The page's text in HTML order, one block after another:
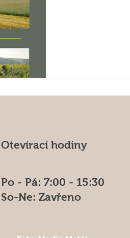
Otevírací hodiny
Po - Pá: 7:00 - 15:30
So-Ne: Zavřeno